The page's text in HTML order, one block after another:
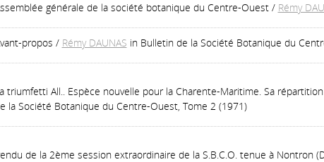
générale de la société botanique du Centre-Ouest/ Rémy
propos / Rémy DAUNAS in Bulletin de la Société Botanique du
triumfetti All.. Espèce nouvelle pour la Charente-Maritime. Sa
la Société Botanique du Centre-Ouest, Tome 2 (1971)
de la 2ème session extraordinaire de la S.B.C.O. tenue à Nontron